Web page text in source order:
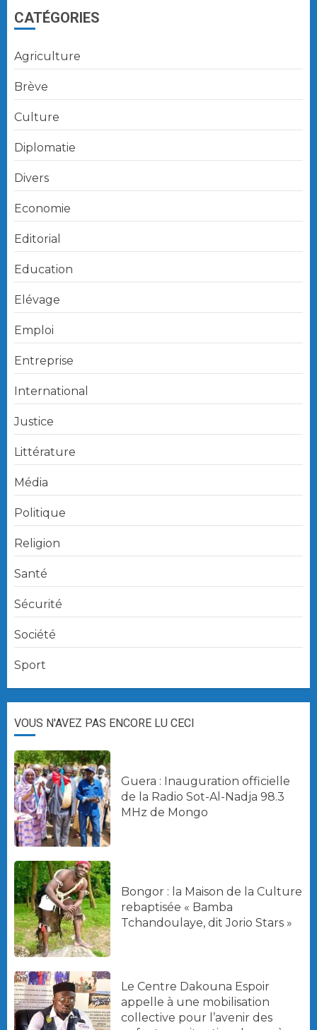
articles
CATÉGORIES
Agriculture
Brève
Culture
Diplomatie
Divers
Economie
Editorial
Education
Elévage
Emploi
Entreprise
International
Justice
Littérature
Média
Politique
Religion
Santé
Sécurité
Société
Sport
VOUS N'AVEZ PAS ENCORE LU CECI
Guera : Inauguration officielle
de la Radio Sot-Al-Nadja 98.3
MHz de Mongo
Bongor : la Maison de la Culture
rebaptisée « Bamba
Tchandoulaye, dit Jorio Stars »
Le Centre Dakouna Espoir
appelle à une mobilisation
collective pour l’avenir des